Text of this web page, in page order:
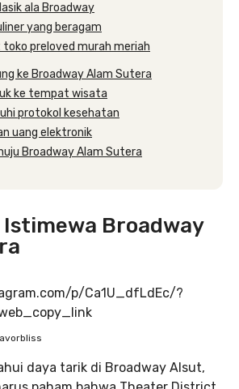
ala Broadway
yang beragam
toko preloved murah meriah
ke Broadway Alam Sutera
ke tempat wisata
protokol kesehatan
uang elektronik
Broadway Alam Sutera
Istimewa Broadway
p/Ca1U_dfLdEc/?
daya tarik di Broadway Alsut,